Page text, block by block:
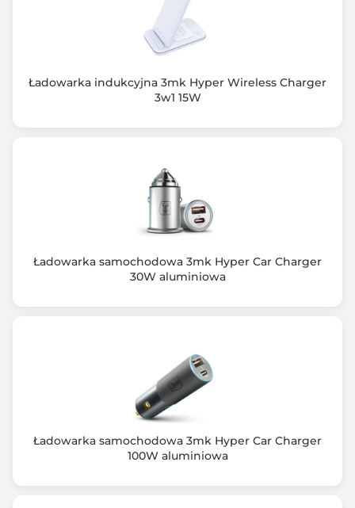
Ładowarka indukcyjna 3mk Hyper Wireless Charger
3w1 15W
Ładowarka samochodowa 3mk Hyper Car Charger
30W aluminiowa
Ładowarka samochodowa 3mk Hyper Car Charger
100W aluminiowa